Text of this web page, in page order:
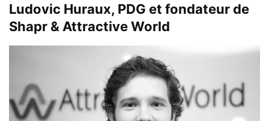
Ludovic Huraux, PDG et fondateur de
Shapr & Attractive World